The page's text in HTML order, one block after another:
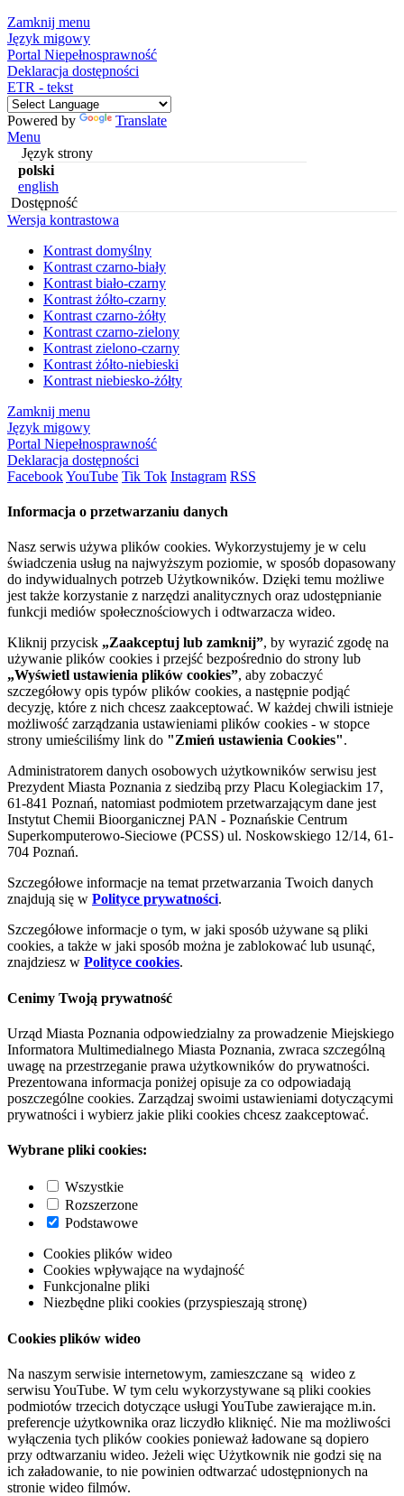
Zamknij menu
Język migowy
Portal Niepełnosprawność
Deklaracja dostępności
ETR - tekst
Powered by
Translate
Menu
Język strony
polski
english
Dostępność
Wersja kontrastowa
Kontrast domyślny
Kontrast czarno-biały
Kontrast biało-czarny
Kontrast żółto-czarny
Kontrast czarno-żółty
Kontrast czarno-zielony
Kontrast zielono-czarny
Kontrast żółto-niebieski
Kontrast niebiesko-żółty
Zamknij menu
Język migowy
Portal Niepełnosprawność
Deklaracja dostępności
FacebookYouTube Tik Tok Instagram RSS
Informacja o przetwarzaniu danych
Nasz serwis używa plików cookies. Wykorzystujemy je w celu
świadczenia usług na najwyższym poziomie, w sposób dopasowany
do indywidualnych potrzeb Użytkowników. Dzięki temu możliwe
jest także korzystanie z narzędzi analitycznych oraz udostępnianie
funkcji mediów społecznościowych i odtwarzacza wideo.
Kliknij przycisk „Zaakceptuj lub zamknij”, by wyrazić zgodę na
używanie plików cookies i przejść bezpośrednio do strony lub
„Wyświetl ustawienia plików cookies”, aby zobaczyć
szczegółowy opis typów plików cookies, a następnie podjąć
decyzję, które z nich chcesz zaakceptować. W każdej chwili istnieje
możliwość zarządzania ustawieniami plików cookies - w stopce
strony umieściliśmy link do "Zmień ustawienia Cookies".
Administratorem danych osobowych użytkowników serwisu jest
Prezydent Miasta Poznania z siedzibą przy Placu Kolegiackim 17,
61-841 Poznań, natomiast podmiotem przetwarzającym dane jest
Instytut Chemii Bioorganicznej PAN - Poznańskie Centrum
Superkomputerowo-Sieciowe (PCSS) ul. Noskowskiego 12/14, 61-
704 Poznań.
Szczegółowe informacje na temat przetwarzania Twoich danych
znajdują się w Polityce prywatności.
Szczegółowe informacje o tym, w jaki sposób używane są pliki
cookies, a także w jaki sposób można je zablokować lub usunąć,
znajdziesz w Polityce cookies.
Cenimy Twoją prywatność
Urząd Miasta Poznania odpowiedzialny za prowadzenie Miejskiego
Informatora Multimedialnego Miasta Poznania, zwraca szczególną
uwagę na przestrzeganie prawa użytkowników do prywatności.
Prezentowana informacja poniżej opisuje za co odpowiadają
poszczególne cookies. Zarządzaj swoimi ustawieniami dotyczącymi
prywatności i wybierz jakie pliki cookies chcesz zaakceptować.
Wybrane pliki cookies:
Wszystkie
Rozszerzone
Podstawowe
Cookies plików wideo
Cookies wpływające na wydajność
Funkcjonalne pliki
Niezbędne pliki cookies (przyspieszają stronę)
Cookies plików wideo
Na naszym serwisie internetowym, zamieszczane są wideo z
serwisu YouTube. W tym celu wykorzystywane są pliki cookies
podmiotów trzecich dotyczące usługi YouTube zawierające m.in.
preferencje użytkownika oraz liczydło kliknięć. Nie ma możliwości
wyłączenia tych plików cookies ponieważ ładowane są dopiero
przy odtwarzaniu wideo. Jeżeli więc Użytkownik nie godzi się na
ich załadowanie, to nie powinien odtwarzać udostępnionych na
stronie wideo filmów.